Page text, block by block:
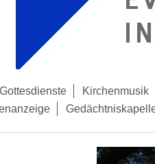
Gottesdienste
Kirchenmusik